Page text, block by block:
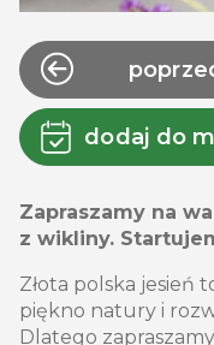
dodaj do
Zapraszamy na
z wikliny.
Złota polska jesień
piękno natury i
Dlatego